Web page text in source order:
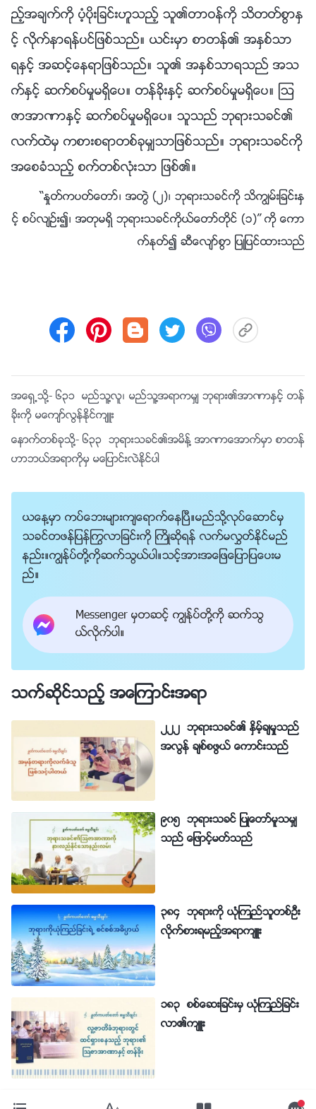
ည့္အခ်က္ကို ပံ့ပိုးျခင္းဟူသည့္ သူ၏တာဝန္ကို သိတတ္စြာႏွ
င့္ လိုက္နာရန္ပင္ျဖစ္သည္။ ယင္းမွာ စာတန္၏ အႏွစ္သာ
ရႏွင့္ အဆင့္ေနရာျဖစ္သည္။ သူ၏ အႏွစ္သာရသည္ အသ
က္ႏွင့္ ဆက္စပ္မႈမရွိေပ။ တန္ခိုးႏွင့္ ဆက္စပ္မႈမရွိေပ။ ၾသ
ဇာအာဏာႏွင့္ ဆက္စပ္မႈမရွိေပ။ သူသည္ ဘုရားသခင္၏
လက္ထဲမွ ကစားစရာတစ္ခုမွ်သာျဖစ္သည္။ ဘုရားသခင္ကို
အေစခံသည့္ စက္တစ္လုံးသာ ျဖစ္၏။
“ႏႈတ္ကပတ္ေတာ္၊ အတြဲ (၂)၊ ဘုရားသခင္ကို သိကြၽမ္းျခင္းႏွ
င့္ စပ္လ်ဥ္း၍၊ အတုမရွိ ဘုရားသခင္ကိုယ္ေတာ္တိုင္ (၁)” ကို ေကာ
က္ႏုတ္၍ ဆီေလ်ာ္စြာ ျပဳျပင္ထားသည္
အေရွ႕သို႔- ၆၃၁ မည္သူ႔လူ၊ မည္သူ႔အရာကမွ် ဘုရား၏အာဏာႏွင့္ တန္
ခိုးကို မေက်ာ္လြန္ႏိုင္က်ဴး
ေနာက္တစ္ခုသို႔- ၆၃၃ ဘုရားသခင္၏အမိန႔္ အာဏာေအာက္မွာ စာတန္
ဟာဘယ္အရာကိုမွ မေျပာင္းလဲႏိုင္ပါ
ယေန႔မွာ ကပ္ေဘးမ်ားက်ေရာက္ေနၿပီ။မည္သို႔လုပ္ေဆာင္မွ
သခင္တဖန္ျပန္ႂကြလာျခင္းကို ႀကိဳဆိုရန္ လက္မလႊတ္ႏိုင္မည္
နည္း။ကြၽန္ုပ္တို႔ကိုဆက္သြယ္ပါ။သင့္အားအေျဖေျပာျပေပးမ
ည္။
Messenger မွတဆင့္ ကြၽန္ုပ္တို႔ကို ဆက္သြ
ယ္လိုက္ပါ။
သက္ဆိုင္သည့္ အေၾကာင္းအရာ
၂၂၂ ဘုရားသခင္၏ ႏွိမ့္ခ်မႈသည္
အလြန္ ခ်စ္စဖြယ္ ေကာင္းသည္
၉၀၅ ဘုရားသခင္ ျပဳေတာ္မူသမွ်
သည္ ေျဖာင့္မတ္သည္
၃၈၄ ဘုရားကို ယုံၾကည္သူတစ္ဦး
လိုက္စားရမည့္အရာက်ဴး
၁၈၃ စစ္ေဆးျခင္းမွ ယုံၾကည္ျခင္း
လာ၏က်ဴး